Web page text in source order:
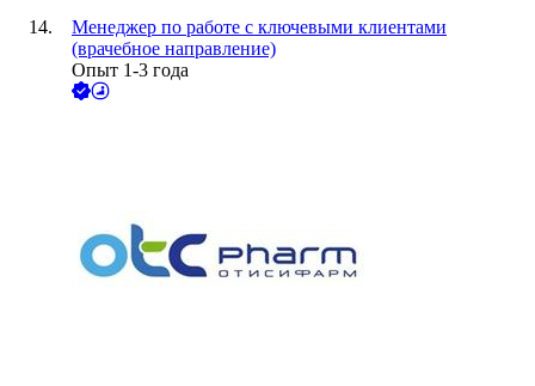
Менеджер по работе с ключевыми клиентами
(врачебное направление)
Опыт 1-3 года